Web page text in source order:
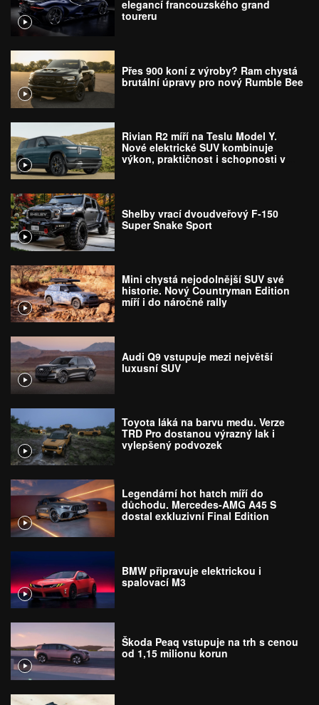
elegancí francouzského grand
toureru
Přes 900 koní z výroby? Ram chystá
brutální úpravy pro nový Rumble Bee
Rivian R2 míří na Teslu Model Y.
Nové elektrické SUV kombinuje
výkon, praktičnost i schopnosti v
Shelby vrací dvoudveřový F-150
Super Snake Sport
Mini chystá nejodolnější SUV své
historie. Nový Countryman Edition
míří i do náročné rally
Audi Q9 vstupuje mezi největší
luxusní SUV
Toyota láká na barvu medu. Verze
TRD Pro dostanou výrazný lak i
vylepšený podvozek
Legendární hot hatch míří do
důchodu. Mercedes-AMG A45 S
dostal exkluzivní Final Edition
BMW připravuje elektrickou i
spalovací M3
Škoda Peaq vstupuje na trh s cenou
od 1,15 milionu korun